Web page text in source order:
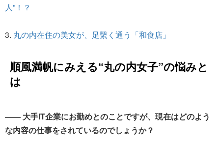
人”！？
3. 丸の内在住の美女が、足繫く通う「和食店」
順風満帆にみえる“丸の内女子”の悩みと
は
―― 大手IT企業にお勤めとのことですが、現在はどのよう
な内容の仕事をされているのでしょうか？